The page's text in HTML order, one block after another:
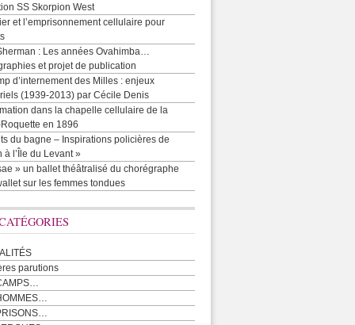
SS Skorpion West
et l’emprisonnement cellulaire pour
: Les années Ovahimba…
et projet de publication
d’internement des Milles : enjeux
(1939-2013) par Cécile Denis
dans la chapelle cellulaire de la
en 1896
du bagne – Inspirations policières de
à l’Île du Levant »
» un ballet théâtralisé du chorégraphe
sur les femmes tondues
parutions